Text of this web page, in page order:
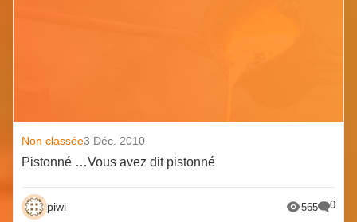
Non classée3 Déc. 2010
Pistonné …Vous avez dit pistonné
piwi 565 0